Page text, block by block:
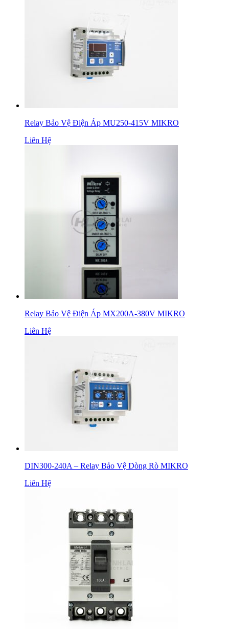
Relay Bảo Vệ Điện Áp MU250-415V MIKRO
Liên Hệ
Relay Bảo Vệ Điện Áp MX200A-380V MIKRO
Liên Hệ
DIN300-240A – Relay Bảo Vệ Dòng Rò MIKRO
Liên Hệ